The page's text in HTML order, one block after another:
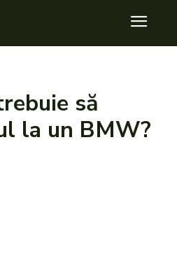
să
la un BMW?